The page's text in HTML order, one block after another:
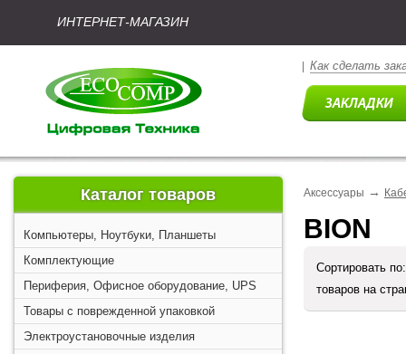
ИНТЕРНЕТ-МАГАЗИН
Как сделать
Каталог товаров
Компьютеры, Ноутбуки, Планшеты
Комплектующие
Периферия, Офисное оборудование, UPS
Товары с поврежденной упаковкой
Электроустановочные изделия
Аксессуары →
BION
Сортировать
товаров на